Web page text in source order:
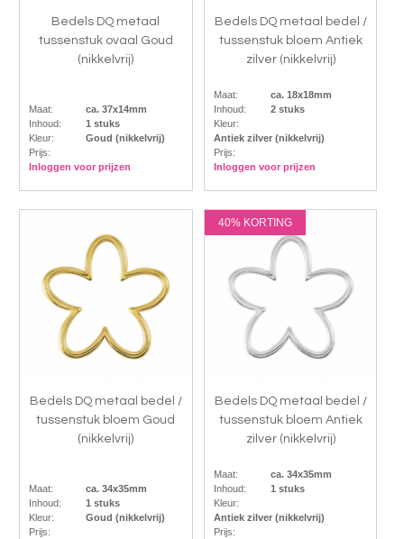
Bedels DQ metaal
tussenstuk ovaal Goud
(nikkelvrij)
Maat:
ca. 37x14mm
Inhoud:
1 stuks
Kleur:
Goud (nikkelvrij)
Prijs:
Inloggen voor prijzen
Bedels DQ metaal bedel /
tussenstuk bloem Antiek
zilver (nikkelvrij)
Maat:
ca. 18x18mm
Inhoud:
2 stuks
Kleur:
Antiek zilver (nikkelvrij)
Prijs:
Inloggen voor prijzen
Bedels DQ metaal bedel /
tussenstuk bloem Goud
(nikkelvrij)
Maat:
ca. 34x35mm
Inhoud:
1 stuks
Kleur:
Goud (nikkelvrij)
Prijs:
40% KORTING
Bedels DQ metaal bedel /
tussenstuk bloem Antiek
zilver (nikkelvrij)
Maat:
ca. 34x35mm
Inhoud:
1 stuks
Kleur:
Antiek zilver (nikkelvrij)
Prijs: